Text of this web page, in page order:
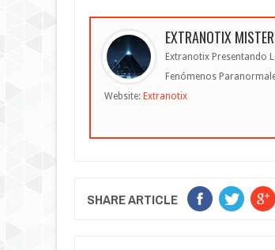
EXTRANOTIX
Extranotix Presentando
Fenómenos
Website: Extranotix
SHARE ARTICLE